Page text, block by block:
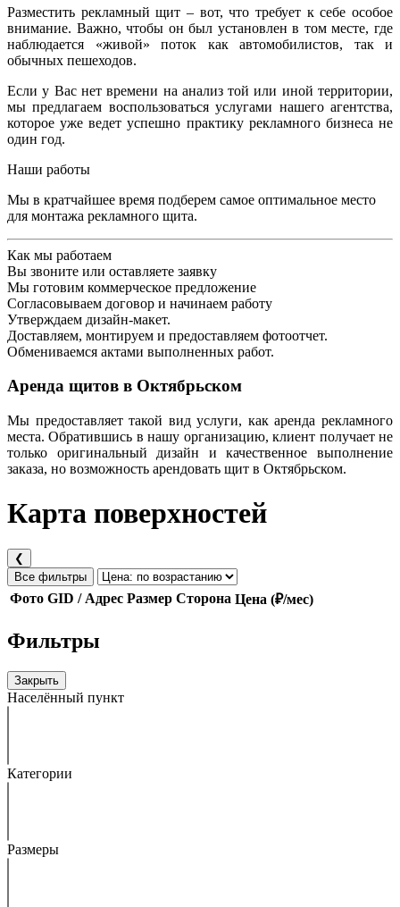
Разместить рекламный щит – вот, что требует к себе особое
внимание. Важно, чтобы он был установлен в том месте, где
наблюдается «живой» поток как автомобилистов, так и
обычных пешеходов.
Если у Вас нет времени на анализ той или иной территории,
мы предлагаем воспользоваться услугами нашего агентства,
которое уже ведет успешно практику рекламного бизнеса не
один год.
Наши работы
Мы в кратчайшее время подберем самое оптимальное место
для монтажа рекламного щита.
Как мы работаем
Вы звоните или оставляете заявку
Мы готовим коммерческое предложение
Согласовываем договор и начинаем работу
Утверждаем дизайн-макет.
Доставляем, монтируем и предоставляем фотоотчет.
Обмениваемся актами выполненных работ.
Аренда щитов в Октябрьском
Мы предоставляет такой вид услуги, как аренда рекламного
места. Обратившись в нашу организацию, клиент получает не
только оригинальный дизайн и качественное выполнение
заказа, но возможность арендовать щит в Октябрьском.
Карта поверхностей
❮
Все фильтры
Фото GID / Адрес Размер Сторона Цена (₽/мес)
Фильтры
Закрыть
Населённый пункт
Категории
Размеры